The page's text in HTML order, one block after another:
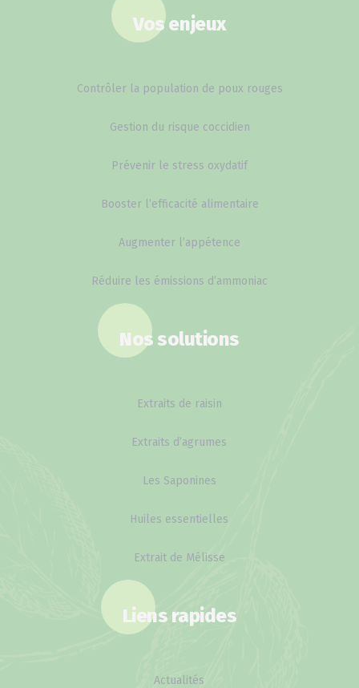
Vos enjeux
Contrôler la population de poux rouges
Gestion du risque coccidien
Prévenir le stress oxydatif
Booster l’efficacité alimentaire
Augmenter l’appétence
Réduire les émissions d’ammoniac
Nos solutions
Extraits de raisin
Extraits d’agrumes
Les Saponines
Huiles essentielles
Extrait de Mélisse
Liens rapides
Actualités